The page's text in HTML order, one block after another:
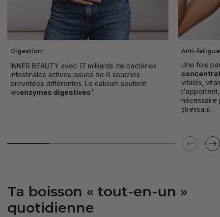
Digestion¹
INNER BEAUTY avec 17 milliards de bactéries
intestinales actives issues de 6 souches
brevetées différentes. Le calcium soutient
lesenzymes digestives¹.
Anti-
Une fois
vitales,
nécessaire
stressant.
Ta boisson « tout-en-un »
quotidienne